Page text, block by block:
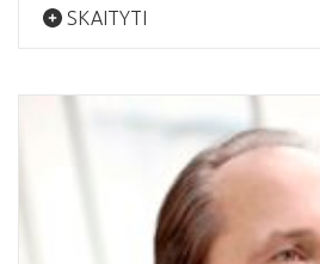
SKAITYTI